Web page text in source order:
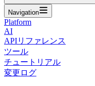
Navigation
Platform
AI
APIリファレンス
ツール
チュートリアル
変更ログ